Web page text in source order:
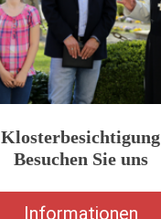
Klosterbesichtigung
Besuchen Sie uns
Informationen